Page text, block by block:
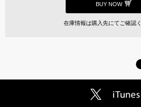
BUY NOW
在庫情報は購入先にてご確認く